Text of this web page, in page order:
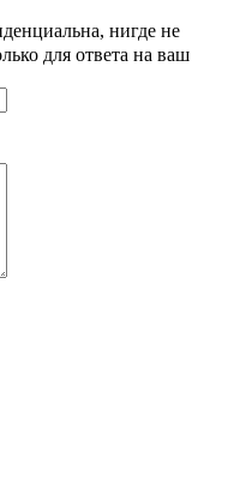
нигде не
для ответа на ваш